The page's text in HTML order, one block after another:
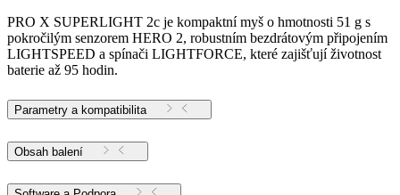
PRO X SUPERLIGHT 2c je kompaktní myš o hmotnosti 51 g s
pokročilým senzorem HERO 2, robustním bezdrátovým připojením
LIGHTSPEED a spínači LIGHTFORCE, které zajišťují životnost
baterie až 95 hodin.
Parametry a kompatibilita
Obsah balení